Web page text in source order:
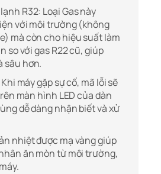
R32: Loại Gas này
với môi trường (không
mà còn cho hiệu suất làm
so với gas R22 cũ, giúp
sâu hơn.
máy gặp sự cố, mã lỗi sẽ
màn hình LED của dàn
dễ dàng nhận biết và xử
nhiệt được mạ vàng giúp
ăn mòn từ môi trường,